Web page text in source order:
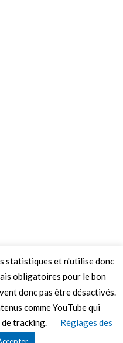
statistiques et n'utilise donc
obligatoires pour le bon
donc pas être désactivés.
comme YouTube qui
tracking.
Réglages des